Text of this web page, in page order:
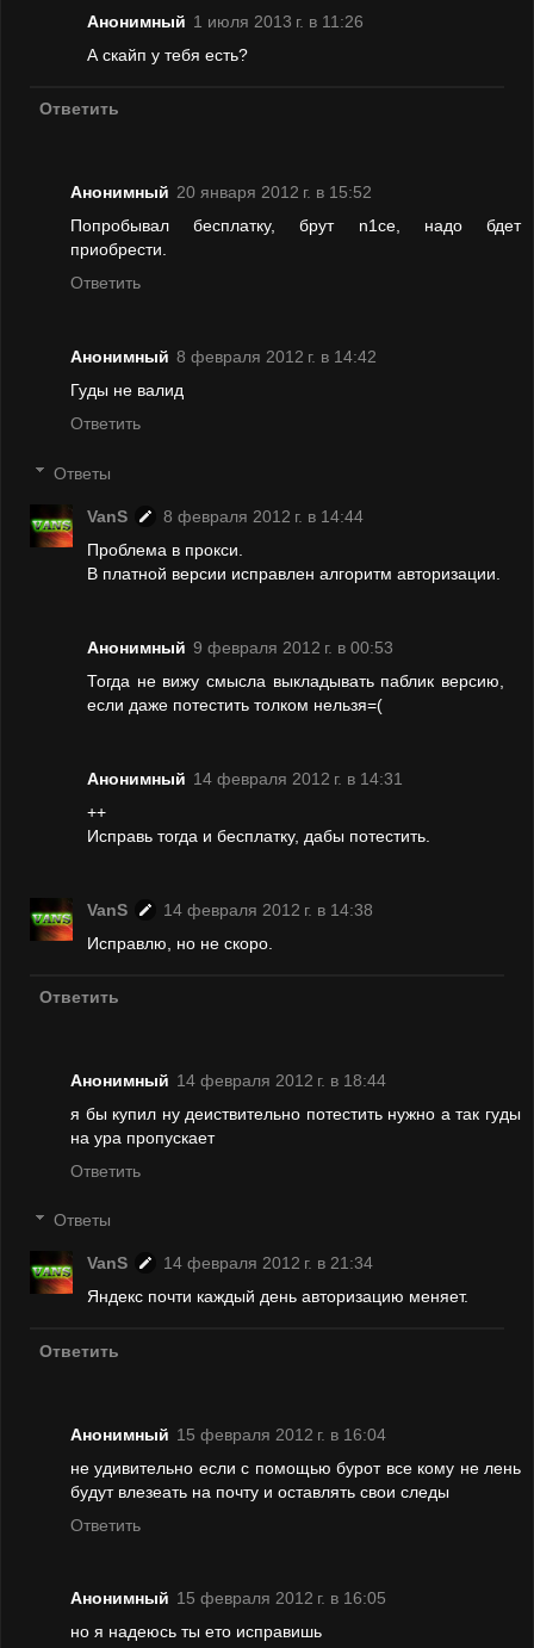
Анонимный 1 июля 2013 г. в 11:26
А скайп у тебя есть?
Ответить
Анонимный 20 января 2012 г. в 15:52
Попробывал бесплатку, брут n1ce, надо бдет
приобрести.
Ответить
Анонимный 8 февраля 2012 г. в 14:42
Гуды не валид
Ответить
Ответы
VanS
8 февраля 2012 г. в 14:44
Проблема в прокси.
В платной версии исправлен алгоритм авторизации.
Анонимный 9 февраля 2012 г. в 00:53
Тогда не вижу смысла выкладывать паблик версию,
если даже потестить толком нельзя=(
Анонимный 14 февраля 2012 г. в 14:31
++
Исправь тогда и бесплатку, дабы потестить.
VanS
14 февраля 2012 г. в 14:38
Исправлю, но не скоро.
Ответить
Анонимный 14 февраля 2012 г. в 18:44
я бы купил ну деиствительно потестить нужно а так гуды
на ура пропускает
Ответить
Ответы
VanS
14 февраля 2012 г. в 21:34
Яндекс почти каждый день авторизацию меняет.
Ответить
Анонимный 15 февраля 2012 г. в 16:04
не удивительно если с помощью бурот все кому не лень
будут влезеать на почту и оставлять свои следы
Ответить
Анонимный 15 февраля 2012 г. в 16:05
но я надеюсь ты ето исправишь